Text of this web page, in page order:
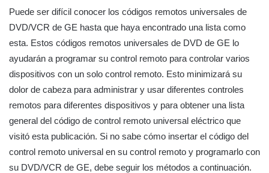
Puede ser difícil conocer los códigos remotos universales de
DVD/VCR de GE hasta que haya encontrado una lista como
esta. Estos códigos remotos universales de DVD de GE lo
ayudarán a programar su control remoto para controlar varios
dispositivos con un solo control remoto. Esto minimizará su
dolor de cabeza para administrar y usar diferentes controles
remotos para diferentes dispositivos y para obtener una lista
general del código de control remoto universal eléctrico que
visitó esta publicación. Si no sabe cómo insertar el código del
control remoto universal en su control remoto y programarlo con
su DVD/VCR de GE, debe seguir los métodos a continuación.